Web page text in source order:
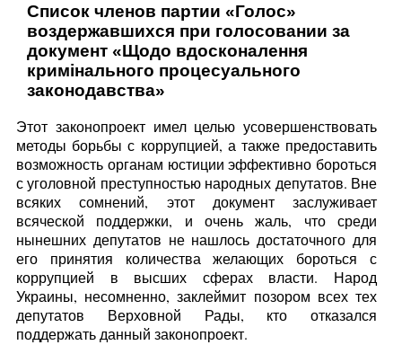
Список членов партии «Голос»
воздержавшихся при голосовании за
документ «Щодо вдосконалення
кримінального процесуального
законодавства»
Этот законопроект имел целью усовершенствовать
методы борьбы с коррупцией, а также предоставить
возможность органам юстиции эффективно бороться
с уголовной преступностью народных депутатов. Вне
всяких сомнений, этот документ заслуживает
всяческой поддержки, и очень жаль, что среди
нынешних депутатов не нашлось достаточного для
его принятия количества желающих бороться с
коррупцией в высших сферах власти. Народ
Украины, несомненно, заклеймит позором всех тех
депутатов Верховной Рады, кто отказался
поддержать данный законопроект.